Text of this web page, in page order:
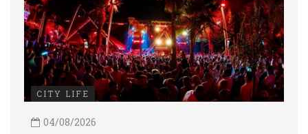
CITY LIFE
04/08/2026